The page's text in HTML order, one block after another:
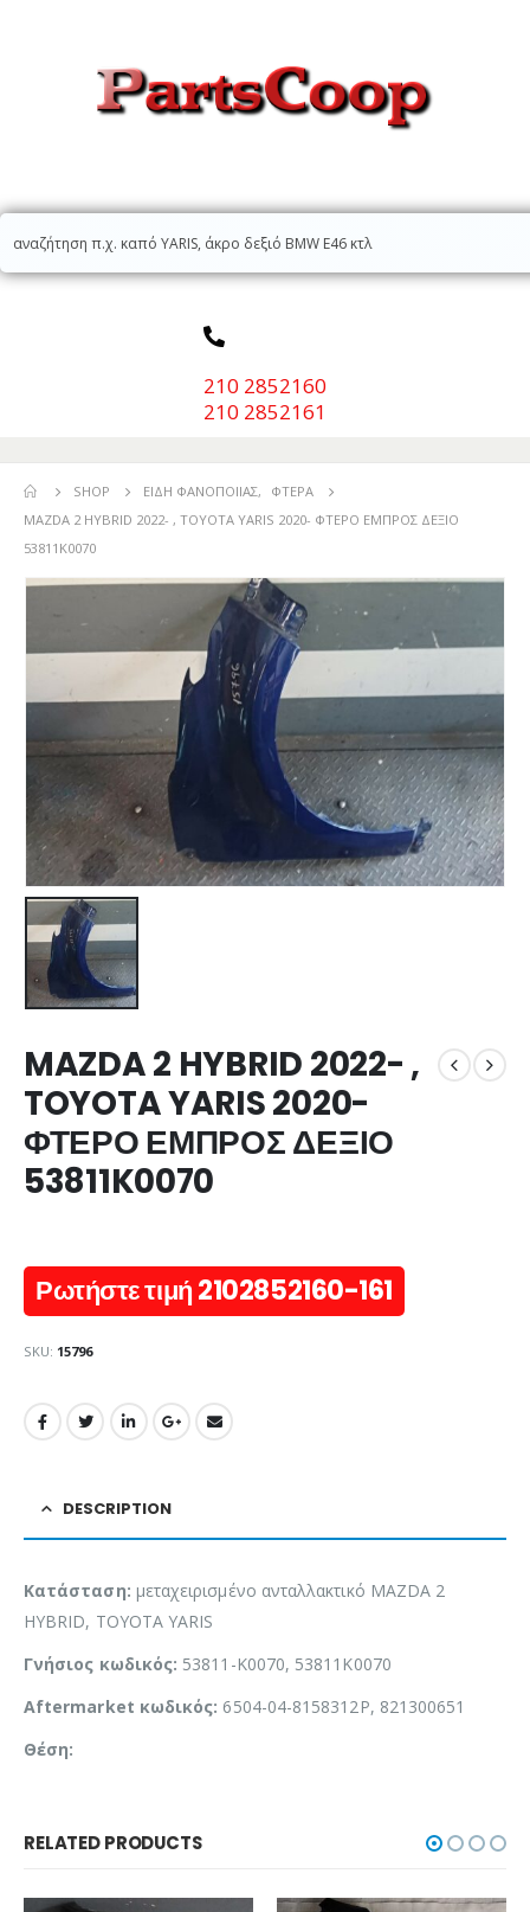
210 2852160
210 2852161
SHOP ΕΊΔΗ ΦΑΝΟΠΟΙΊΑΣ,
ΦΤΕΡΆ
MAZDA 2 HYBRID 2022- , TOYOTA YARIS 2020- ΦΤΕΡΟ ΕΜΠΡΟΣ ΔΕΞΙΟ
53811K0070
MAZDA 2 HYBRID 2022- ,
TOYOTA YARIS 2020-
ΦΤΕΡΟ ΕΜΠΡΟΣ ΔΕΞΙΟ
53811K0070
Ρωτήστε τιμή 2102852160-161
SKU: 15796
DESCRIPTION
Κατάσταση: μεταχειρισμένο ανταλλακτικό MAZDA 2
HYBRID, TOYOTA YARIS
Γνήσιος κωδικός: 53811-K0070, 53811K0070
Aftermarket κωδικός: 6504-04-8158312P, 821300651
Θέση:
RELATED PRODUCTS